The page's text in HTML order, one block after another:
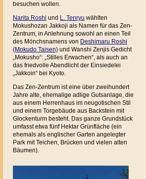
besuchen wollen.
Narita Roshi und L. Tenryu wählten
Mokushozan Jakkoji als Namen für das Zen-
Zentrum, in Anlehnung sowohl an einen Teil
des Mönchsnamens von Deshimaru Roshi
(Mokudo Taisen)und Wanshi Zenjis Gedicht
„Mokusho“: „Stilles Erwachen“, als auch an
das friedvolle Abendlicht der Einsiedelei
„Jakkoin“ bei Kyoto.
Das Zen-Zentrum ist eine über zweihundert
Jahre alte, ehemalige adlige Gutsanlage, die
aus einem Herrenhaus im neugotischen Stil
und einem Torgebäude aus Backstein mit
Glockenturm besteht. Das ganze Grundstück
umfasst etwa fünf Hektar Grünfläche (ein
ehemals als englischer Garten angelegter
Park mit Teichen, Brücken und vielen alten
Bäumen).